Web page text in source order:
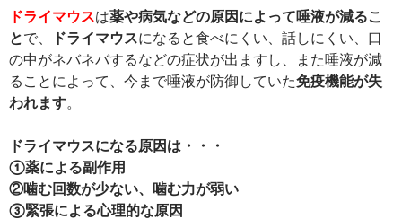
ドライマウスは薬や病気などの原因によって唾液が減るこ
とで、 ドライマウスになると食べにくい、話しにくい、口
の中がネバネバするなどの症状が出ますし、また唾液が減
ることによって、今まで唾液が防御していた免疫機能が失
われます
ドライマウスになる原因は・・・
①薬による副作用
②噛む回数が少ない、噛む力が弱い
③緊張による心理的な原因